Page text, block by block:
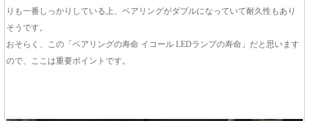
りも一番しっかりしている上、ベアリングがダブルになっていて耐久性もあり
そうです。
おそらく、この「ベアリングの寿命 イコール LEDランプの寿命」だと思います
ので、ここは重要ポイントです。